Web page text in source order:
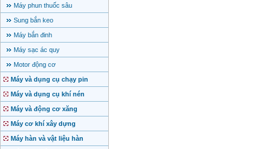
Máy phun thuốc sâu
Sung bắn keo
Máy bắn đinh
Máy sạc ác quy
Motor động cơ
Máy và dụng cụ chạy pin
Máy và dụng cụ khí nén
Máy và động cơ xăng
Máy cơ khí xây dựng
Máy hàn và vật liệu hàn